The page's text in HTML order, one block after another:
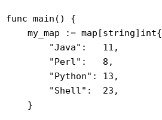
func main() {
    my_map := map[string]int{
        "Java":   11,
        "Perl":   8,
        "Python": 13,
        "Shell":  23,
    }